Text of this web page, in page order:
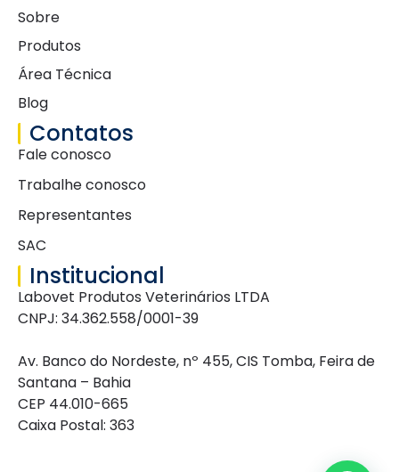
Sobre
Produtos
Área Técnica
Blog
Contatos
Fale conosco
Trabalhe conosco
Representantes
SAC
Institucional
Labovet Produtos Veterinários LTDA
CNPJ: 34.362.558/0001-39
Av. Banco do Nordeste, nº 455, CIS Tomba, Feira de
Santana – Bahia
CEP 44.010-665
Caixa Postal: 363